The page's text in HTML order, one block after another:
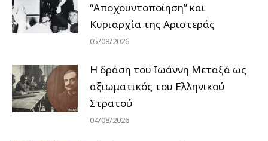
“Αποχουντοποίηση” και
Κυριαρχία της Αριστεράς
05/08/2026
H δράση του Ιωάννη Μεταξά ως
αξιωματικός του Ελληνικού
Στρατού
04/08/2026